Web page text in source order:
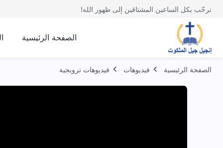
نرحّب بكل الساعين المشتاقين إلى ظهور الله!
الصفحة الرئيسية
الصفحة الرئيسية فيديوهات فيديوهات ترويجية